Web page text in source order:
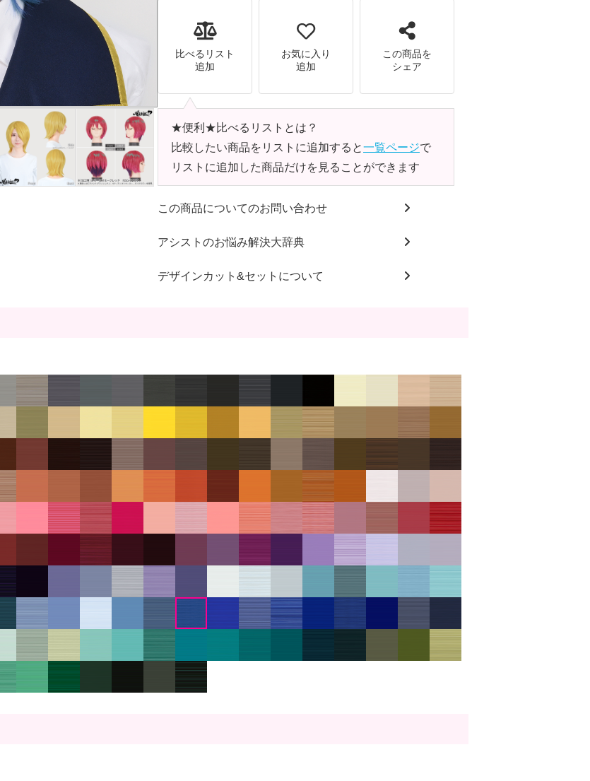
比べるリスト
追加
お気に入り
追加
この商品を
シェア
★便利★比べるリストとは？
比較したい商品をリストに追加すると一覧ページで
リストに追加した商品だけを見ることができます
この商品についてのお問い合わせ
アシストのお悩み解決大辞典
デザインカット&セットについて